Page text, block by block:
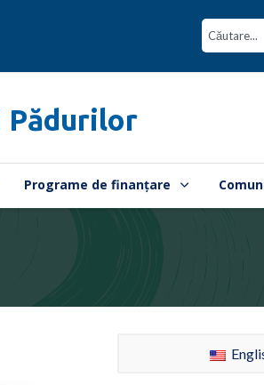
Pădurilor
Programe de finanțare